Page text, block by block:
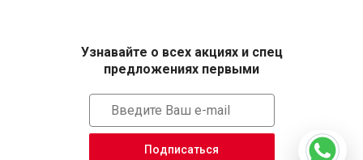
Узнавайте о всех акциях и спец
предложениях первыми
Подписаться